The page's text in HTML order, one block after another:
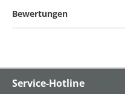
Bewertungen
Service-Hotline